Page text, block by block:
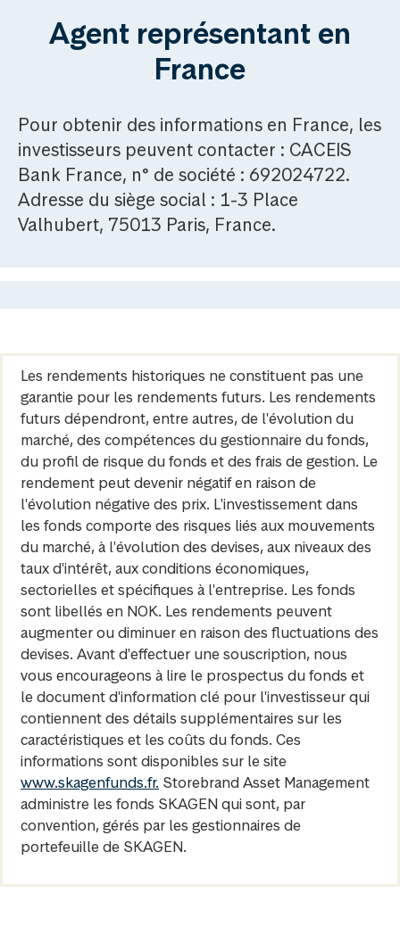
Agent représentant en
France
Pour obtenir des informations en France, les
investisseurs peuvent contacter : CACEIS
Bank France, n° de société : 692024722.
Adresse du siège social : 1-3 Place
Valhubert, 75013 Paris, France.
Les rendements historiques ne constituent pas une
garantie pour les rendements futurs. Les rendements
futurs dépendront, entre autres, de l'évolution du
marché, des compétences du gestionnaire du fonds,
du profil de risque du fonds et des frais de gestion. Le
rendement peut devenir négatif en raison de
l'évolution négative des prix. L'investissement dans
les fonds comporte des risques liés aux mouvements
du marché, à l'évolution des devises, aux niveaux des
taux d'intérêt, aux conditions économiques,
sectorielles et spécifiques à l'entreprise. Les fonds
sont libellés en NOK. Les rendements peuvent
augmenter ou diminuer en raison des fluctuations des
devises. Avant d'effectuer une souscription, nous
vous encourageons à lire le prospectus du fonds et
le document d'information clé pour l'investisseur qui
contiennent des détails supplémentaires sur les
caractéristiques et les coûts du fonds. Ces
informations sont disponibles sur le site
www.skagenfunds.fr. Storebrand Asset Management
administre les fonds SKAGEN qui sont, par
convention, gérés par les gestionnaires de
portefeuille de SKAGEN.